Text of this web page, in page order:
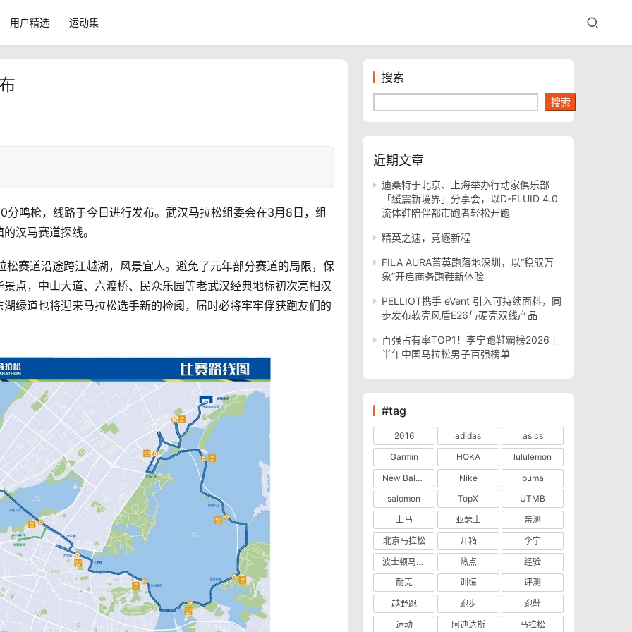
用户精选 运动集
鸣枪，线路于今日进行发布。武汉马拉松组委会在3月8日，组
汉马赛道探线。
赛道沿途跨江越湖，风景宜人。避免了元年部分赛道的局限，保
点，中山大道、六渡桥、民众乐园等老武汉经典地标初次亮相汉
绿道也将迎来马拉松选手新的检阅，届时必将牢牢俘获跑友们的
搜索
搜索
近期文章
迪桑特于北京、上海举办行动家俱乐部
「缓震新境界」分享会，以D-FLUID 4.0
流体鞋陪伴都市跑者轻松开跑
精英之速，竞逐新程
FILA AURA菁英跑落地深圳，以“稳驭万
象”开启商务跑鞋新体验
PELLIOT携手 eVent 引入可持续面料，同
步发布软壳风盾E26与硬壳双线产品
百强占有率TOP1！李宁跑鞋霸榜2026上
半年中国马拉松男子百强榜单
#tag
2016 adidas
asics
Garmin
HOKA
lululemon
New Balance
Nike
puma
salomon
TopX
UTMB
上马
亚瑟士
亲测
北京马拉松
开箱
李宁
波士顿马拉松
热点
经验
耐克
训练
评测
越野跑
跑步
跑鞋
运动
阿迪达斯 马拉松